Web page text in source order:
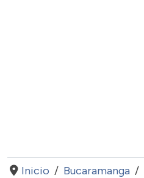
Inicio Bucaramanga